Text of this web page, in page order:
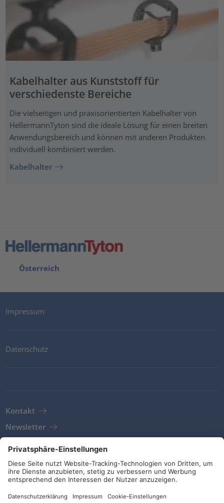
Kabelhalter aus Kunststoff für
verschiedenste Bereiche
Die vielseitigen und praxisorientierten Kabelhalter von
HellermannTyton sind die ideale Lösung für einen breiten
Anwendungsbereich und können mit anderen Produkten
individuell kombiniert werden.
Kabelhalter
Österreich
Impressum
Datenschutz
Kontakt
Newsletter
AGB
Richtlinien und Bekenntnisse
Soziale Medien